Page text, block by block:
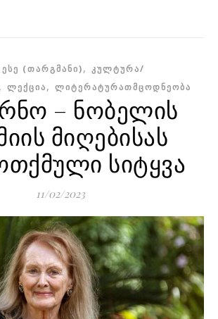
ᲔᲡᲔ (ᲗᲐᲠᲒᲛᲐᲜᲘ), ᲙᲣᲚᲢᲣᲠᲐ/
, ᲚᲔᲥᲪᲘᲐ, ᲚᲘᲢᲔᲠᲐᲢᲣᲠᲐᲗᲛᲪᲝᲓᲜᲔᲝᲑᲐ
– ნობელის
მიღებისას
სიტყვა
11/02/2023